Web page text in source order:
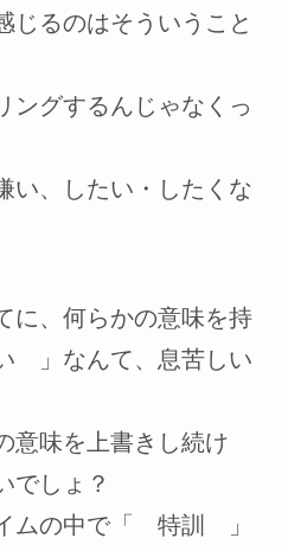
じるのはそういうこと
グするんじゃなくっ
、したい・したくな
に、何らかの意味を持
」なんて、息苦しい
意味を上書きし続け
でしょ？
ムの中で「 特訓 」